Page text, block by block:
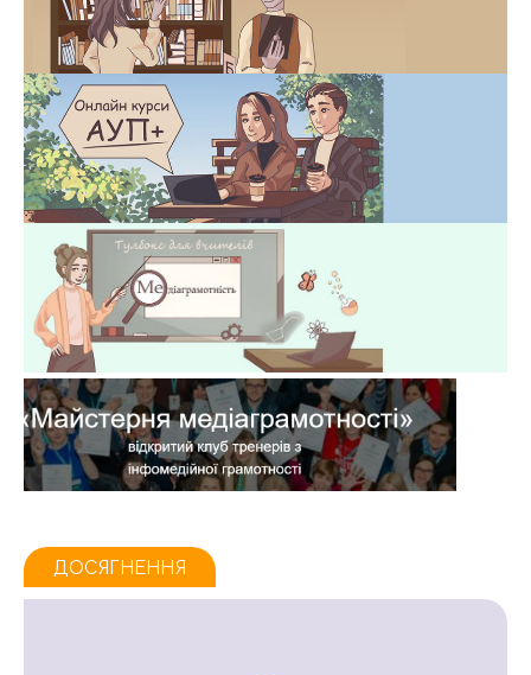
ДОСЯГНЕННЯ